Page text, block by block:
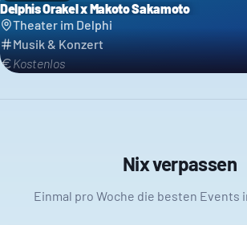
Delphis Orakel x Makoto Sakamoto
Theater im Delphi
Musik & Konzert
Kostenlos
Nix verpassen
Einmal pro Woche die besten Events